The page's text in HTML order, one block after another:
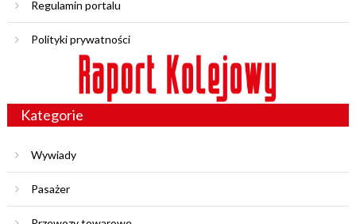
Regulamin portalu
Polityki prywatności
Kategorie
Wywiady
Pasażer